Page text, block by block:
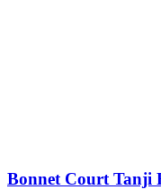
Bonnet Court Tanji